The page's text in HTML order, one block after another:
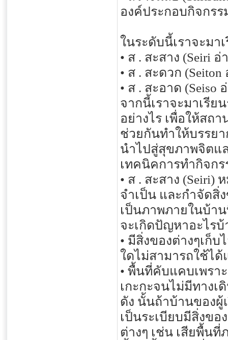
องค์ประกอบกิจกรร
ในระดับนี้เราจะมา
• ส . สะสาง (Seiri อ่
• ส . สะดวก
• ส . สะอาด (Seiso
จากนี้เราจะมาเรีย
อย่างไร เพื่อให้สถ
ช่วยกันทำให้บรรย
นำไปสู่สุขภาพจิตแ
เทคนิคการทำกิจกร
• ส . สะสาง (Seiri)
จำเป็น และกำจัดสิ่
เป็นภาพภายในบ้า
จะเกิดปัญหาอะไร
• มีสิ่งของต่างๆเก็
ใดไม่สามารถใช้ได้
• พื้นที่คับแคบเพรา
เกะกะจนไม่มีทางเ
ดัง นั้นถ้าบ้านของผู้
เป็นระเบียบมีสิ่งขอ
ต่างๆ เช่น เสียพื้นที่